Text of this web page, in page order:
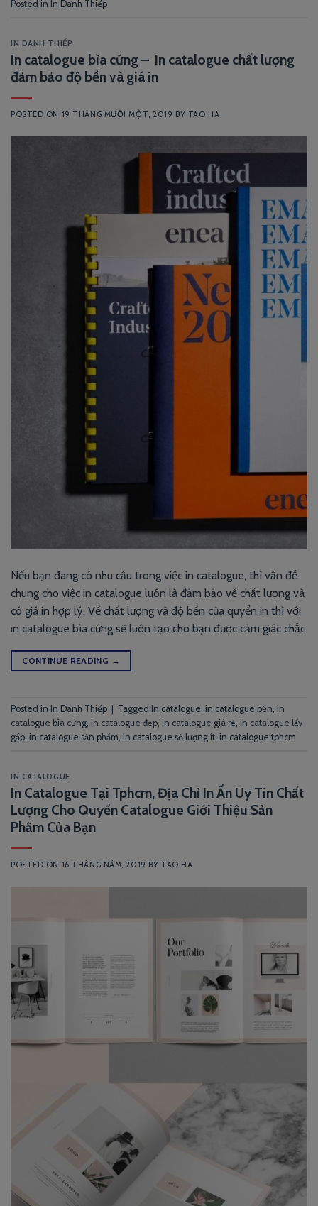
Posted in In Danh Thiếp
IN DANH THIẾP
In catalogue bìa cứng – In catalogue chất lượng
đảm bảo độ bền và giá in
POSTED ON 19 THÁNG MƯỜI MỘT, 2019 BY TAO HA
Nếu bạn đang có nhu cầu trong việc in catalogue, thì vấn đề
chung cho việc in catalogue luôn là đảm bảo về chất lượng và
có giá in hợp lý. Về chất lượng và độ bền của quyển in thì với
in catalogue bìa cứng sẽ luôn tạo cho bạn được cảm giác chắc
CONTINUE READING →
Posted in In Danh Thiếp Tagged In catalogue in catalogue bền in
catalogue bìa cứng in catalogue đẹp in catalogue giá rẻ in catalogue lấy
gấp in catalogue sản phẩm In catalogue số lượng ít in catalogue tphcm
IN CATALOGUE
In Catalogue Tại Tphcm, Địa Chỉ In Ấn Uy Tín Chất
Lượng Cho Quyển Catalogue Giới Thiệu Sản
Phẩm Của Bạn
POSTED ON 16 THÁNG NĂM, 2019 BY TAO HA